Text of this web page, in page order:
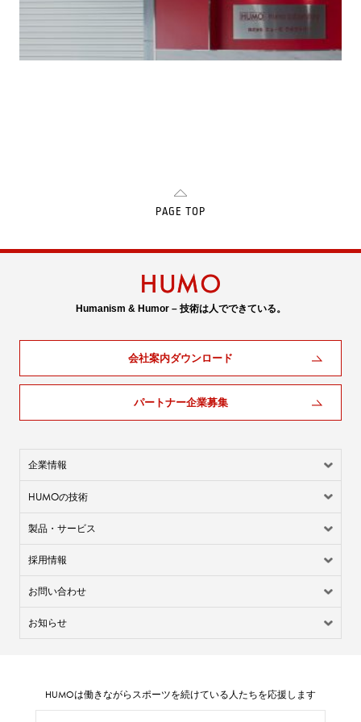
PAGE TOP
Humanism & Humor – 技術は人でできている。
会社案内ダウンロード
パートナー企業募集
企業情報
HUMOの技術
製品・サービス
採用情報
お問い合わせ
お知らせ
HUMOは働きながらスポーツを続けている人たちを応援します